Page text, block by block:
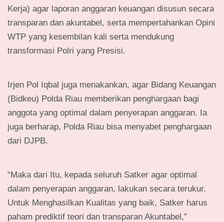
Kerja) agar laporan anggaran keuangan disusun secara
transparan dan akuntabel, serta mempertahankan Opini
WTP yang kesembilan kali serta mendukung
transformasi Polri yang Presisi.
Irjen Pol Iqbal juga menakankan, agar Bidang Keuangan
(Bidkeu) Polda Riau memberikan penghargaan bagi
anggota yang optimal dalam penyerapan anggaran. Ia
juga berharap, Polda Riau bisa menyabet penghargaan
dari DJPB.
“Maka dari Itu, kepada seluruh Satker agar optimal
dalam penyerapan anggaran, lakukan secara terukur.
Untuk Menghasilkan Kualitas yang baik, Satker harus
paham prediktif teori dan transparan Akuntabel,”